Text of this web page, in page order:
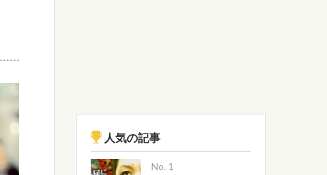
新座・朝霞・戸田・和光
蕨・草加・八潮・三郷
人気の記事
No.